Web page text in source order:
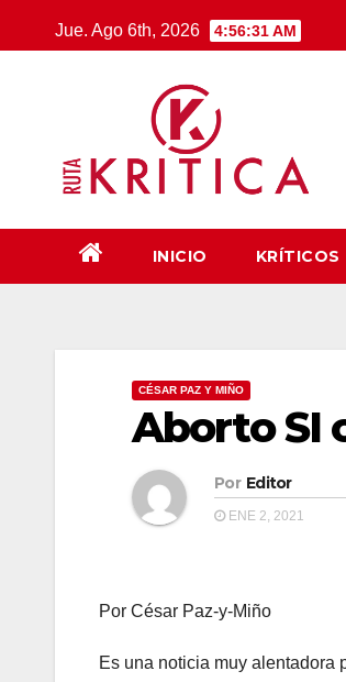
al
Jue. Ago 6th, 2026 4:56:31 AM
INICIO KRÍTICOS
CÉSAR PAZ Y MIÑO
Aborto SI
Por Editor
ENE 2, 2021
Por César Paz-y-Miño
Es una noticia muy alentadora